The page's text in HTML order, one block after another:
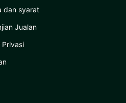
dan syarat
Jualan
Privasi